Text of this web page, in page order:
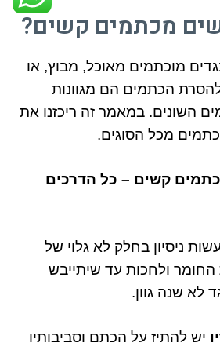
מכתמים קשים?
מוכתמים מאוכל, מבוץ, או
הכתמים הם מגוונות
השונים. במאמר זה ריכזנו את
מכל הסוגים.
קשים – כל הדרכים
ניסיון בחלק לא גלוי של
ולחכות עד שיתייבש
לא שנה גוון.
יש להתיז על הכתם וסביבותיו